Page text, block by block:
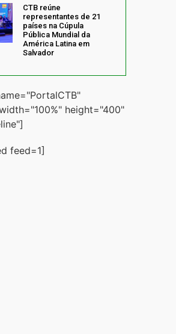
CTB reúne
representantes de 21
países na Cúpula
Pública Mundial da
América Latina em
Salvador
height="400"
feed=1]